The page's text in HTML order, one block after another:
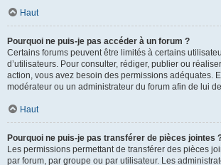
Haut
Pourquoi ne puis-je pas accéder à un forum ?
Certains forums peuvent être limités à certains
d’utilisateurs. Pour consulter, rédiger, publier ou
action, vous avez besoin des permissions adéquates.
modérateur ou un administrateur du forum afin de lui
Haut
Pourquoi ne puis-je pas transférer de pièces jointes
Les permissions permettant de transférer des pièces
par forum, par groupe ou par utilisateur. Les